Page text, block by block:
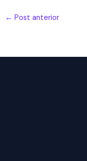
← Post anterior